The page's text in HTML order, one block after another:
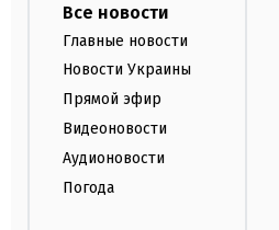
Все новости
Главные новости
Новости Украины
Прямой эфир
Видеоновости
Аудионовости
Погода